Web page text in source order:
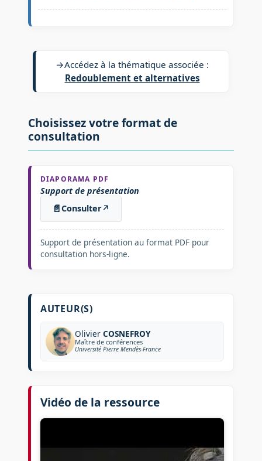
→Accédez à la thématique associée :
Redoublement et alternatives
Choisissez votre format de
consultation
DIAPORAMA PDF
Support de présentation
📄Consulter↗
Support de présentation au format PDF pour
consultation hors-ligne.
AUTEUR(S)
Olivier COSNEFROY
Maître de conférences
Université Pierre Mendès-France
Vidéo de la ressource